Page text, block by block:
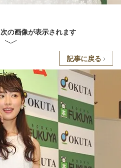
の画像が表示されます
記事に戻る